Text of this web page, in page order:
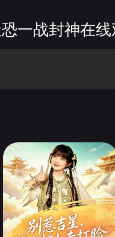
一战封神在